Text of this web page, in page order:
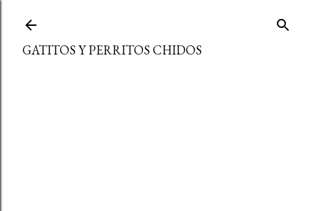
GATITOS Y PERRITOS CHIDOS